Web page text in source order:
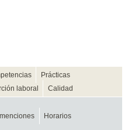
Prácticas
laboral Calidad
Horarios